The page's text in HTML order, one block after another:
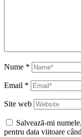
Nume *
Email *
Site web
Salvează-mi
pentru data viitoare